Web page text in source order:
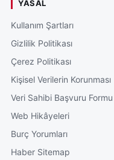
YASAL
Kullanım Şartları
Gizlilik Politikası
Çerez Politikası
Kişisel Verilerin Korunması
Veri Sahibi Başvuru Formu
Web Hikâyeleri
Burç Yorumları
Haber Sitemap